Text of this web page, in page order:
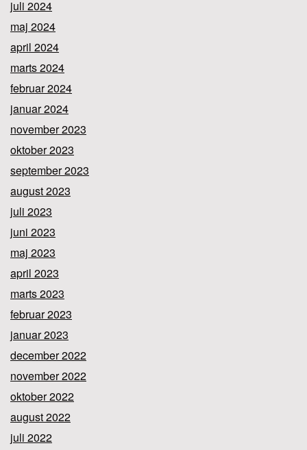
juli 2024
maj 2024
april 2024
marts 2024
februar 2024
januar 2024
november 2023
oktober 2023
september 2023
august 2023
juli 2023
juni 2023
maj 2023
april 2023
marts 2023
februar 2023
januar 2023
december 2022
november 2022
oktober 2022
august 2022
juli 2022